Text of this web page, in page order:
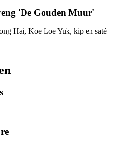
'De Gouden Muur'
Hai, Koe Loe Yuk, kip en saté